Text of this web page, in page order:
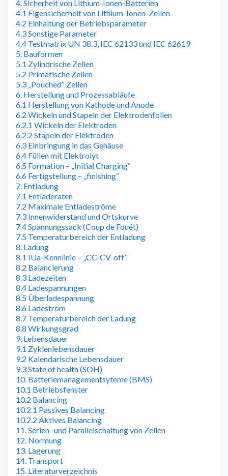
4. Sicherheit von Lithium-Ionen-Batterien
4.1 Eigensicherheit von Lithium-Ionen-Zellen
4.2 Einhaltung der Betriebsparameter
4.3 Sonstige Parameter
4.4 Testmatrix UN 38.3, IEC 62133 und IEC 62619
5. Bauformen
5.1 Zylindrische Zellen
5.2 Primatische Zellen
5.3 „Pouched“ Zellen
6. Herstellung und Prozessabläufe
6.1 Herstellung von Kathode und Anode
6.2 Wickeln und Stapeln der Elektrodenfolien
6.2.1 Wickeln der Elektroden
6.2.2 Stapeln der Elektroden
6.3 Einbringung in das Gehäuse
6.4 Füllen mit Elektrolyt
6.5 Formation – „Initial Charging“
6.6 Fertigstellung – „finishing“
7. Entladung
7.1 Entladeraten
7.2 Maximale Entladeströme
7.3 Innenwiderstand und Ortskurve
7.4 Spannungssack (Coup de Fouét)
7.5 Temperaturbereich der Entladung
8. Ladung
8.1 IUa-Kennlinie – „CC-CV-off“
8.2 Balancierung
8.3 Ladezeiten
8.4 Ladespannungen
8.5 Überladespannung
8.6 Ladestrom
8.7 Temperaturbereich der Ladung
8.8 Wirkungsgrad
9. Lebensdauer
9.1 Zyklenlebensdauer
9.2 Kalendarische Lebensdauer
9.3 State of health (SOH)
10. Batteriemanagementsyteme (BMS)
10.1 Betriebsfenster
10.2 Balancing
10.2.1 Passives Balancing
10.2.2 Aktives Balancing
11. Serien- und Parallelschaltung von Zellen
12. Normung
13. Lagerung
14. Transport
15. Literaturverzeichnis